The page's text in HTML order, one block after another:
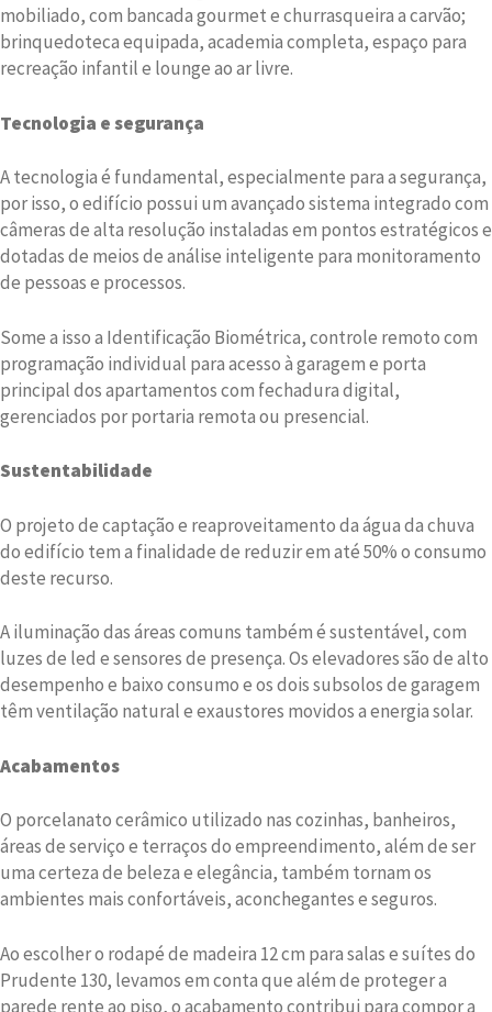
mobiliado, com bancada gourmet e churrasqueira a carvão;
brinquedoteca equipada, academia completa, espaço para
recreação infantil e lounge ao ar livre.
Tecnologia e segurança
A tecnologia é fundamental, especialmente para a segurança,
por isso, o edifício possui um avançado sistema integrado com
câmeras de alta resolução instaladas em pontos estratégicos e
dotadas de meios de análise inteligente para monitoramento
de pessoas e processos.
Some a isso a Identificação Biométrica, controle remoto com
programação individual para acesso à garagem e porta
principal dos apartamentos com fechadura digital,
gerenciados por portaria remota ou presencial.
Sustentabilidade
O projeto de captação e reaproveitamento da água da chuva
do edifício tem a finalidade de reduzir em até 50% o consumo
deste recurso.
A iluminação das áreas comuns também é sustentável, com
luzes de led e sensores de presença. Os elevadores são de alto
desempenho e baixo consumo e os dois subsolos de garagem
têm ventilação natural e exaustores movidos a energia solar.
Acabamentos
O porcelanato cerâmico utilizado nas cozinhas, banheiros,
áreas de serviço e terraços do empreendimento, além de ser
uma certeza de beleza e elegância, também tornam os
ambientes mais confortáveis, aconchegantes e seguros.
Ao escolher o rodapé de madeira 12 cm para salas e suítes do
Prudente 130, levamos em conta que além de proteger a
parede rente ao piso, o acabamento contribui para compor a